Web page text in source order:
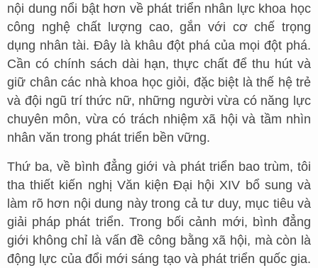
nội dung nổi bật hơn về phát triển nhân lực khoa học
công nghệ chất lượng cao, gắn với cơ chế trọng
dụng nhân tài. Đây là khâu đột phá của mọi đột phá.
Cần có chính sách dài hạn, thực chất để thu hút và
giữ chân các nhà khoa học giỏi, đặc biệt là thế hệ trẻ
và đội ngũ trí thức nữ, những người vừa có năng lực
chuyên môn, vừa có trách nhiệm xã hội và tầm nhìn
nhân văn trong phát triển bền vững.
Thứ ba, về bình đẳng giới và phát triển bao trùm, tôi
tha thiết kiến nghị Văn kiện Đại hội XIV bổ sung và
làm rõ hơn nội dung này trong cả tư duy, mục tiêu và
giải pháp phát triển. Trong bối cảnh mới, bình đẳng
giới không chỉ là vấn đề công bằng xã hội, mà còn là
động lực của đổi mới sáng tạo và phát triển quốc gia.